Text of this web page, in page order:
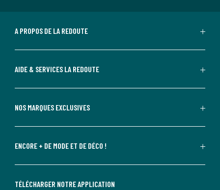
A PROPOS DE LA REDOUTE
AIDE & SERVICES LA REDOUTE
NOS MARQUES EXCLUSIVES
ENCORE + DE MODE ET DE DÉCO !
TÉLÉCHARGER NOTRE APPLICATION